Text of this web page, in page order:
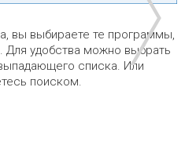
вы выбираете те программы,
Для удобства можно выбрать
списка. Или
поиском.